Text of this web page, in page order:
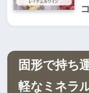
固形で持ち
軽なミネラ